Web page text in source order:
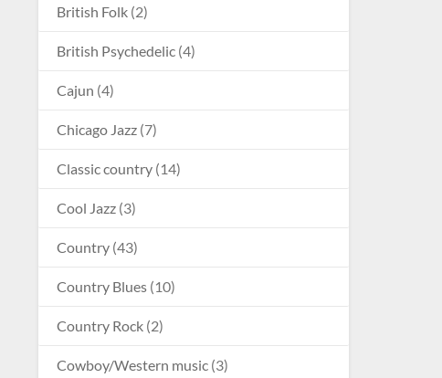
British Folk (2)
British Psychedelic (4)
Cajun (4)
Chicago Jazz (7)
Classic country (14)
Cool Jazz (3)
Country (43)
Country Blues (10)
Country Rock (2)
Cowboy/Western music (3)